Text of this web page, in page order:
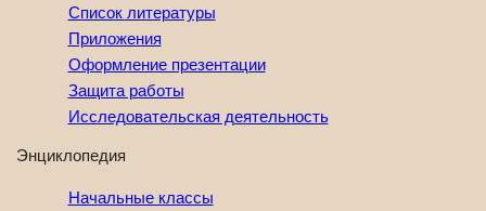
Список литературы
Приложения
Оформление презентации
Защита работы
Исследовательская деятельность
Энциклопедия
Начальные классы